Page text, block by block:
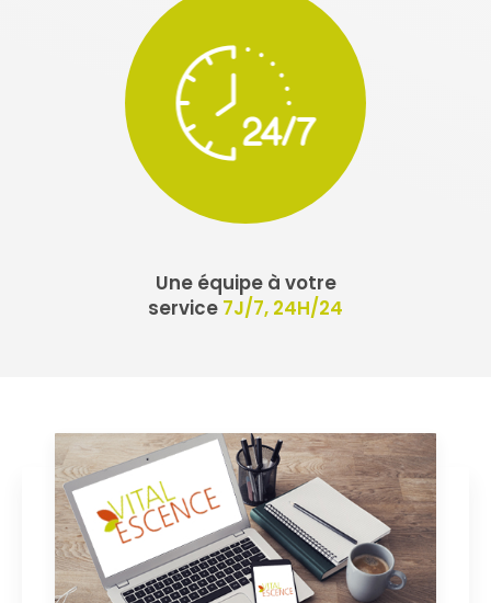
Une équipe à votre
service 7J/7, 24H/24